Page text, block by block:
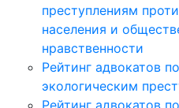
преступлениям
населения и
нравственности
Рейтинг адвокатов по
экологическим
Рейтинг адвокатов по